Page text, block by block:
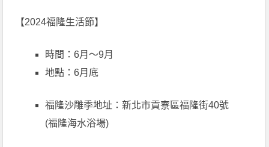
【2024福隆生活節】
時間：6月～9月
地點：6月底
福隆沙雕季地址：新北市貢寮區福隆街40號
(福隆海水浴場)